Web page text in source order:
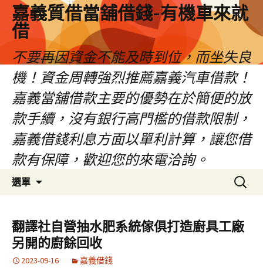
嘉義質借當舖借錢-有機車來就
借
不要再因資金不能及時到位，而坐失良
機！資金周轉強烈推薦嘉義汽車借款！
嘉義當舖借款主要的優勢在於簡便的放
款手續，沒有銀行高門檻的借款限制，
嘉義借錢利息方面以單利計算，讓您借
款有保障，歡迎您的來電洽詢。
選單
容
區
搜
尋
鍵
字:
翻譯社自營抽水肥系統傢俱打造廚具工廠
另開的廚餘回收
2023-09-16 嘉義借錢